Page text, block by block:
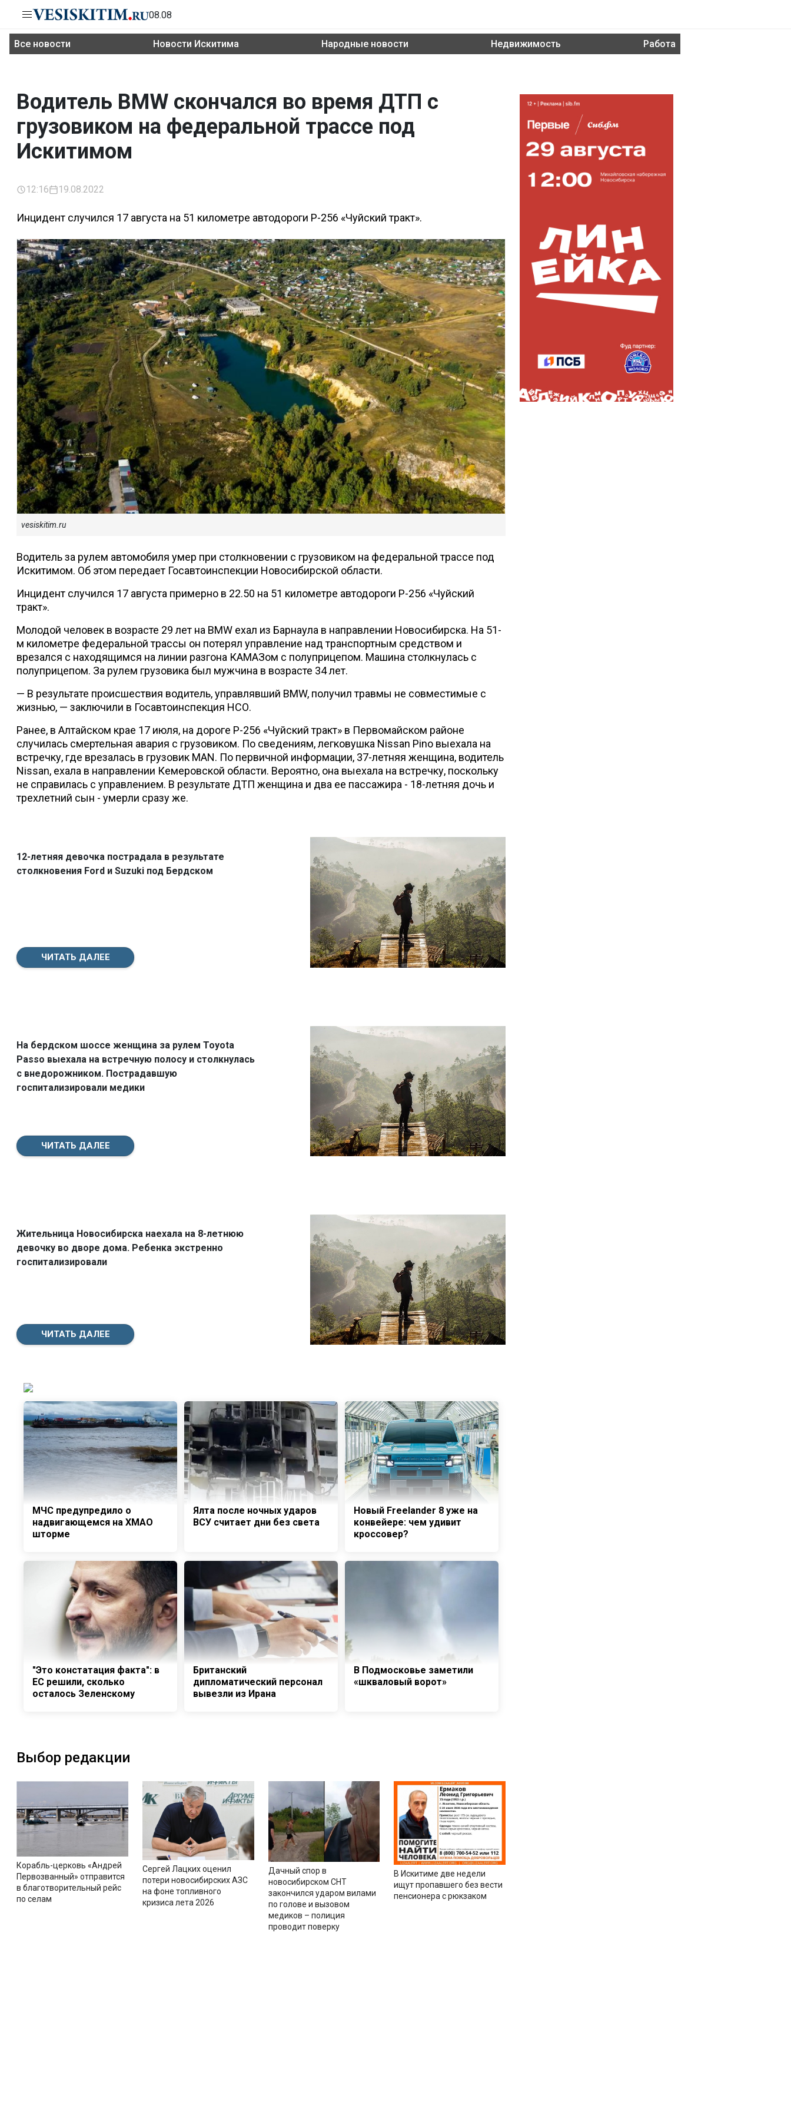
08.08
Все новости Новости Искитима Народные новости Недвижимость Работа
Водитель BMW скончался во время ДТП с
грузовиком на федеральной трассе под
Искитимом
12:16 19.08.2022
Инцидент случился 17 августа на 51 километре автодороги Р-256 «Чуйский тракт».
vesiskitim.ru
Водитель за рулем автомобиля умер при столкновении с грузовиком на федеральной трассе под
Искитимом. Об этом передает Госавтоинспекции Новосибирской области.
Инцидент случился 17 августа примерно в 22.50 на 51 километре автодороги Р-256 «Чуйский
тракт».
Молодой человек в возрасте 29 лет на BMW ехал из Барнаула в направлении Новосибирска. На 51-
м километре федеральной трассы он потерял управление над транспортным средством и
врезался с находящимся на линии разгона КАМАЗом с полуприцепом. Машина столкнулась с
полуприцепом. За рулем грузовика был мужчина в возрасте 34 лет.
— В результате происшествия водитель, управлявший BMW, получил травмы не совместимые с
жизнью, — заключили в Госавтоинспекция НСО.
Ранее, в Алтайском крае 17 июля, на дороге Р-256 «Чуйский тракт» в Первомайском районе
случилась смертельная авария с грузовиком. По сведениям, легковушка Nissan Pino выехала на
встречку, где врезалась в грузовик MAN. По первичной информации, 37-летняя женщина, водитель
Nissan, ехала в направлении Кемеровской области. Вероятно, она выехала на встречку, поскольку
не справилась с управлением. В результате ДТП женщина и два ее пассажира - 18-летняя дочь и
трехлетний сын - умерли сразу же.
ЧИТАТЬ ДАЛЕЕ
12-летняя девочка пострадала в результате
столкновения Ford и Suzuki под Бердском
ЧИТАТЬ ДАЛЕЕ
На бердском шоссе женщина за рулем Toyota
Passo выехала на встречную полосу и столкнулась
с внедорожником. Пострадавшую
госпитализировали медики
ЧИТАТЬ ДАЛЕЕ
Жительница Новосибирска наехала на 8-летнюю
девочку во дворе дома. Ребенка экстренно
госпитализировали
МЧС предупредило о
надвигающемся на ХМАО
шторме
Ялта после ночных ударов
ВСУ считает дни без света
Новый Freelander 8 уже на
конвейере: чем удивит
кроссовер?
"Это констатация факта": в
ЕС решили, сколько
осталось Зеленскому
Британский
дипломатический персонал
вывезли из Ирана
В Подмосковье заметили
«шкваловый ворот»
Выбор редакции
Корабль-церковь «Андрей
Первозванный» отправится
в благотворительный рейс
по селам
Сергей Лацких оценил
потери новосибирских АЗС
на фоне топливного
кризиса лета 2026
Дачный спор в
новосибирском СНТ
закончился ударом вилами
по голове и вызовом
медиков – полиция
проводит поверку
В Искитиме две недели
ищут пропавшего без вести
пенсионера с рюкзаком